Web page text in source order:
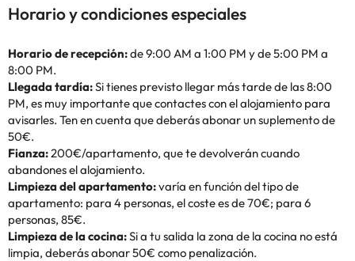
Horario y condiciones especiales
Horario de recepción:de 9:00 AM a 1:00 PM y de 5:00 PM a
8:00 PM.
Llegada tardía:Si tienes previsto llegar más tarde de las 8:00
PM, es muy importante que contactes con el alojamiento para
avisarles. Ten en cuenta que deberás abonar un suplemento de
50€.
Fianza:200€/apartamento, que te devolverán cuando
abandones el alojamiento.
Limpieza del apartamento:varía en función del tipo de
apartamento: para 4 personas, el coste es de 70€; para 6
personas, 85€.
Limpieza de la cocina:Si a tu salida la zona de la cocina no está
limpia, deberás abonar 50€ como penalización.